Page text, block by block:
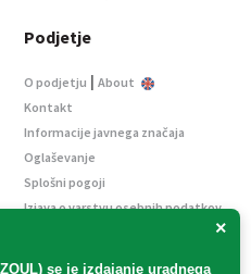
×
se je izdajanje uradnega
Podjetje
O podjetju | About
Kontakt
Informacije javnega značaja
Oglaševanje
Splošni pogoji
Izjava o varstvu osebnih podatkov